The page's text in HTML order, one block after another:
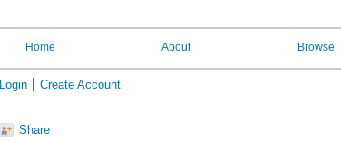
Home About Browse
Login Create Account
Share